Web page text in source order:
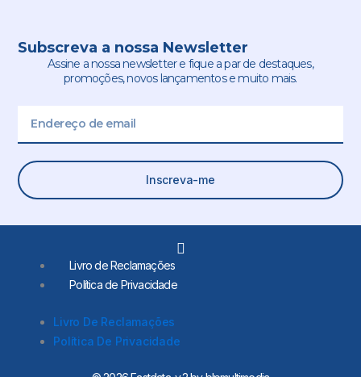
Subscreva a nossa Newsletter
Assine a nossa newsletter e fique a par de destaques,
promoções, novos lançamentos e muito mais.
Inscreva-me
Livro de Reclamações
Política de Privacidade
Livro De Reclamações
Política De Privacidade
L
n